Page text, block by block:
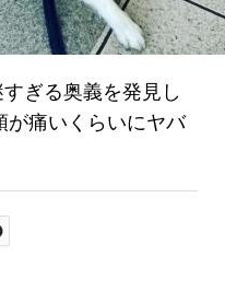
ぎる奥義を発見し
が痛いくらいにヤバ